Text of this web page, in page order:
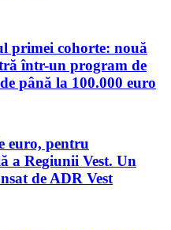
primei cohorte: nouă
într-un program de
până la 100.000 euro
euro, pentru
a Regiunii Vest. Un
de ADR Vest